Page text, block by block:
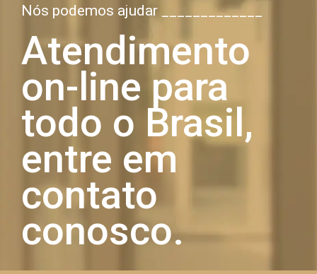
Nós podemos ajudar _____________
Atendimento
on-line para
todo o Brasil,
entre em
contato
conosco.